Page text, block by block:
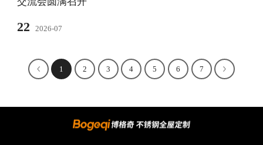
22 2026-07
1 2 3 4 5 6 7